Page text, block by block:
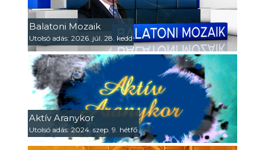
Balatoni Mozaik
Utolsó adás: 2026. júl. 28. kedd
Aktív Aranykor
Utolsó adás: 2024. szep. 9. hétfő